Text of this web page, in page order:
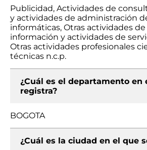
Publicidad, Actividades de
y actividades de administración
informáticas, Otras actividades
información y actividades de
Otras actividades profesionales
técnicas n.c.p.
¿Cuál es el departamento en
registra?
BOGOTA
¿Cuál es la ciudad en el que